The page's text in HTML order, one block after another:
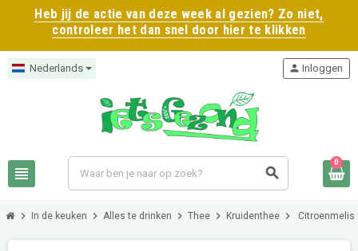
Heb jij de actie van deze week al gezien? Zo niet,
controleer het dan snel door hier te klikken
Nederlands
view_headline search
person Inloggen
0
chevron_right In de keuken chevron_right Alles te drinken chevron_right Thee chevron_right Kruidenthee chevron_right